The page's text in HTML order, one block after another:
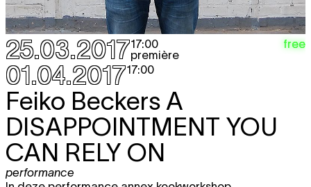
25.03.201717:00
première
01.04.201717:00
free
Feiko Beckers A
DISAPPOINTMENT YOU
CAN RELY ON
performance